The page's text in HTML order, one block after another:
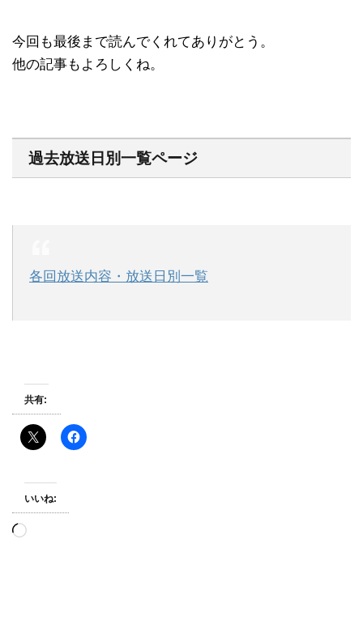
今回も最後まで読んでくれてありがとう。
他の記事もよろしくね。
過去放送日別一覧ページ
各回放送内容・放送日別一覧
共有:
いいね:
読